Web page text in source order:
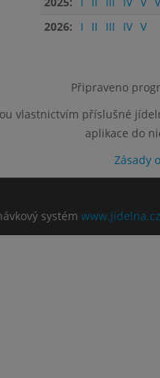
2026:
I II III IV V
Připraveno
vlastnictvím příslušné
aplikace do
Zásady
systém www.jidelna.cz